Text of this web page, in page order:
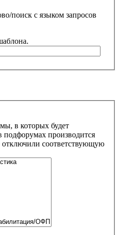
поиск с языком запросов
в которых будет
подфорумах производится
отключили соответствующую